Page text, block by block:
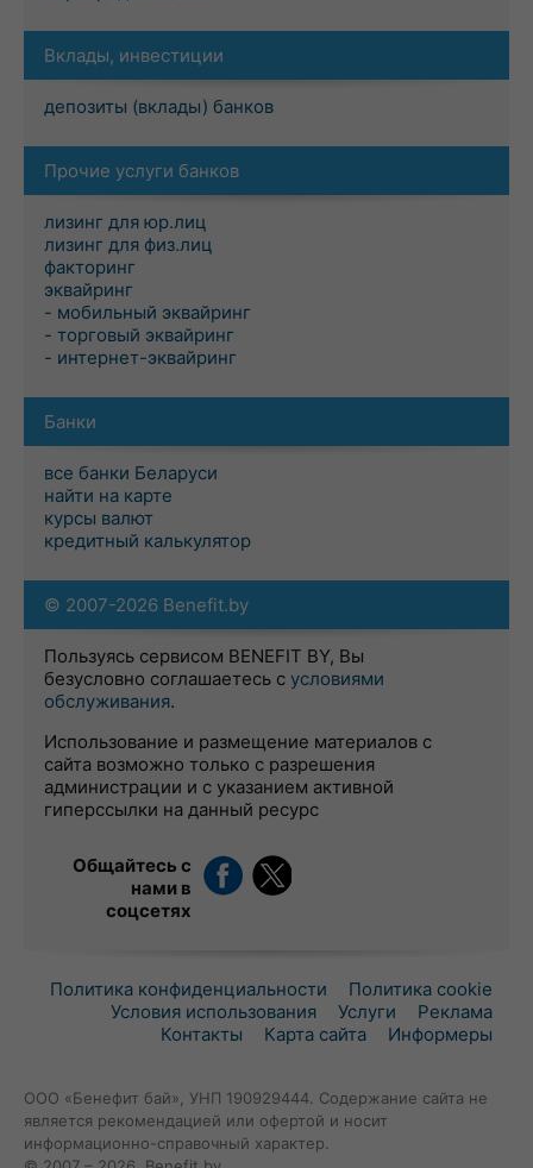
Вклады, инвестиции
депозиты (вклады) банков
Прочие услуги банков
лизинг для юр.лиц
лизинг для физ.лиц
факторинг
эквайринг
- мобильный эквайринг
- торговый эквайринг
- интернет-эквайринг
Банки
все банки Беларуси
найти на карте
курсы валют
кредитный калькулятор
© 2007-2026 Benefit.by
Пользуясь сервисом BENEFIT BY, Вы
безусловно соглашаетесь с условиями
обслуживания.
Использование и размещение материалов с
сайта возможно только с разрешения
администрации и с указанием активной
гиперссылки на данный ресурс
Общайтесь с
нами в
соцсетях
Политика конфиденциальности
Политика cookie
Условия использования
Услуги
Реклама
Контакты
Карта сайта Информеры
ООО «Бенефит бай», УНП 190929444. Содержание сайта не
является рекомендацией или офертой и носит
информационно-справочный характер.